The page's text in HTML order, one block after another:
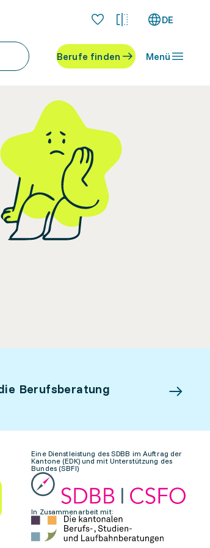
DE
Berufe finden Menü
Berufsberatung
Eine Dienstleistung des SDBB im Auftrag der
Kantone (EDK) und mit Unterstützung des
Bundes (SBFI)
In Zusammenarbeit mit: